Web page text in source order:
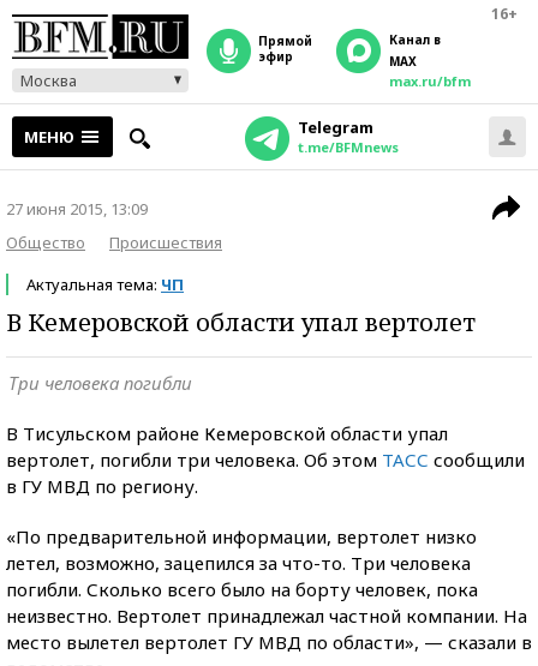
16+
Москва
прямой
эфир
Канал в
MAX
max.ru/bfm
МЕНЮ Telegram
t.me/BFMnews
27 июня 2015, 13:09
Общество
Происшествия
Актуальная тема: ЧП
В Кемеровской области упал вертолет
Три человека погибли
В Тисульском районе Кемеровской области упал
вертолет, погибли три человека. Об этом ТАСС сообщили
в ГУ МВД по региону.
«По предварительной информации, вертолет низко
летел, возможно, зацепился за что-то. Три человека
погибли. Сколько всего было на борту человек, пока
неизвестно. Вертолет принадлежал частной компании. На
место вылетел вертолет ГУ МВД по области», — сказали в